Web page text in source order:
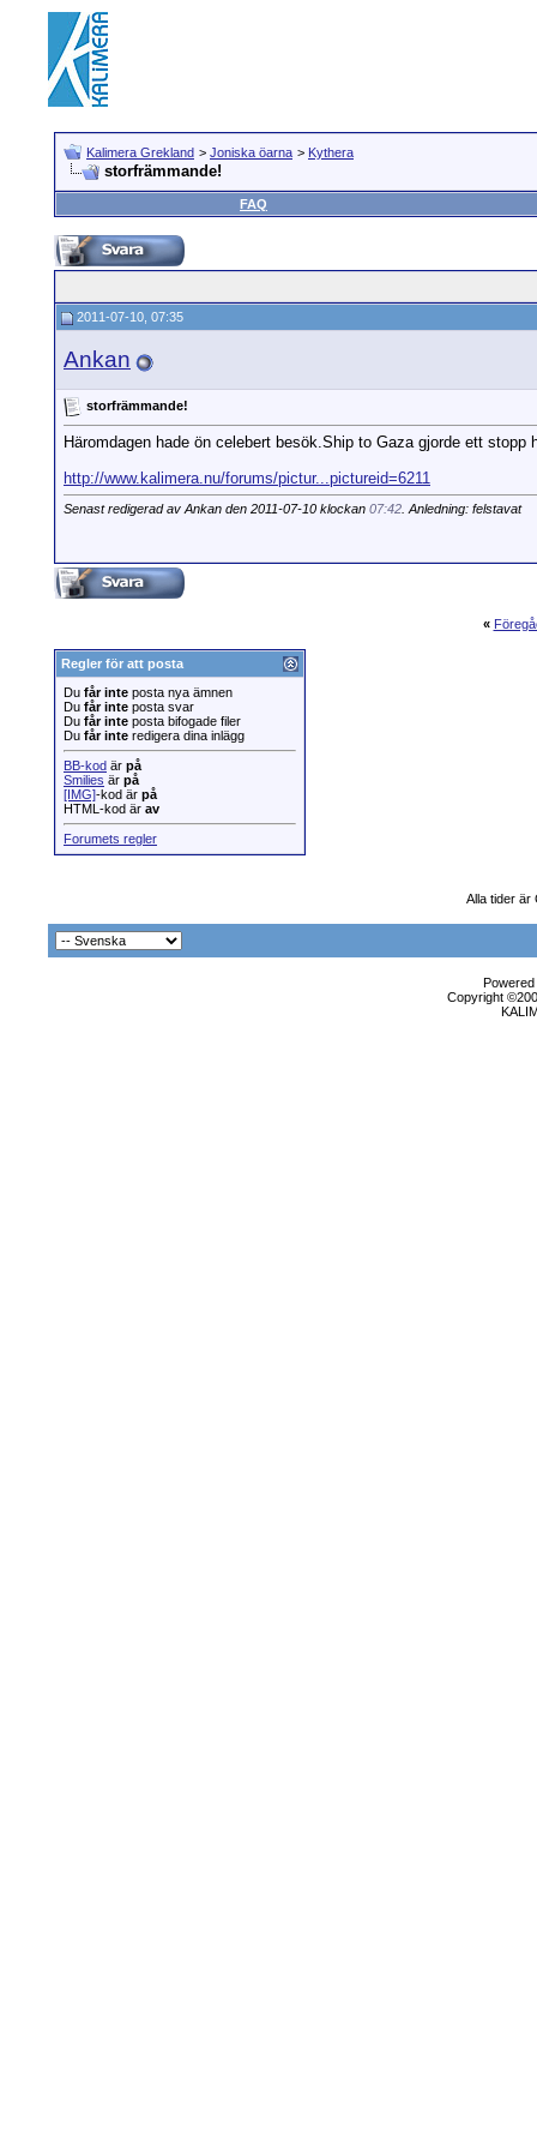
Kalimera Grekland > Joniska öarna > Kythera
storfrämmande!
FAQ
2011-07-10, 07:35
Ankan
storfrämmande!
Häromdagen hade ön celebert besök.Ship to Gaza gjorde ett
http://www.kalimera.nu/forums/pictur...pictureid=6211
Senast redigerad av Ankan den 2011-07-10 klockan 07:42 . Anledning: felstavat
«
Regler för att posta
Du får inte posta nya ämnen
Du får inte posta svar
Du får inte posta bifogade filer
Du får inte redigera dina inlägg
BB-kod är på
Smilies är på
[IMG]-kod är på
HTML-kod är av
Forumets regler
Alla tider är
Copyright